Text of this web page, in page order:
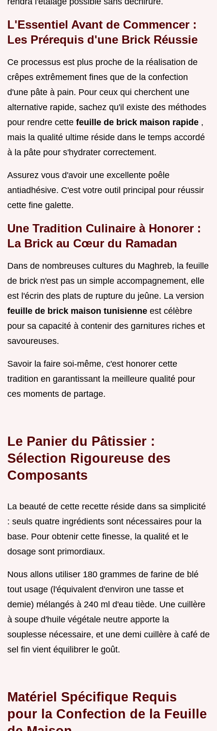
L'Essentiel Avant de Commencer :
Les Prérequis d'une Brick Réussie
Ce processus est plus proche de la réalisation de
crêpes extrêmement fines que de la confection
d'une pâte à pain. Pour ceux qui cherchent une
alternative rapide, sachez qu'il existe des méthodes
pour rendre cette feuille de brick maison rapide ,
mais la qualité ultime réside dans le temps accordé
à la pâte pour s'hydrater correctement.
Assurez vous d'avoir une excellente poêle
antiadhésive. C'est votre outil principal pour réussir
cette fine galette.
Une Tradition Culinaire à Honorer :
La Brick au Cœur du Ramadan
Dans de nombreuses cultures du Maghreb, la feuille
de brick n'est pas un simple accompagnement, elle
est l'écrin des plats de rupture du jeûne. La version
feuille de brick maison tunisienne est célèbre
pour sa capacité à contenir des garnitures riches et
savoureuses.
Savoir la faire soi-même, c'est honorer cette
tradition en garantissant la meilleure qualité pour
ces moments de partage.
Le Panier du Pâtissier :
Sélection Rigoureuse des
Composants
La beauté de cette recette réside dans sa simplicité
: seuls quatre ingrédients sont nécessaires pour la
base. Pour obtenir cette finesse, la qualité et le
dosage sont primordiaux.
Nous allons utiliser 180 grammes de farine de blé
tout usage (l'équivalent d'environ une tasse et
demie) mélangés à 240 ml d'eau tiède. Une cuillère
à soupe d'huile végétale neutre apporte la
souplesse nécessaire, et une demi cuillère à café de
sel fin vient équilibrer le goût.
Matériel Spécifique Requis
pour la Confection de la Feuille